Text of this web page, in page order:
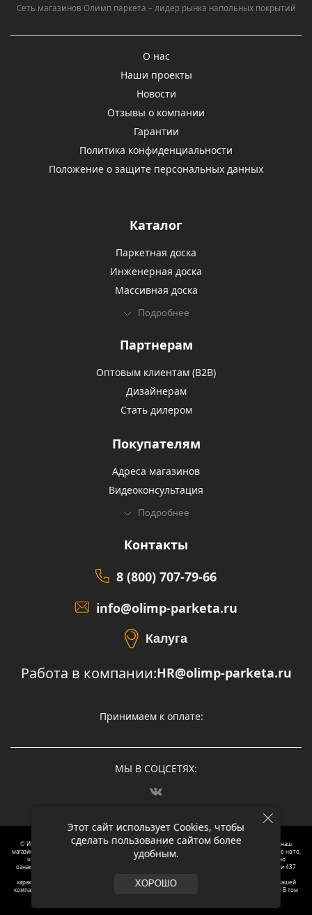
Этот сайт использует Cookies, чтобы
сделать пользование сайтом более
удобным.
ХОРОШО
Сеть магазинов Олимп паркета – лидер рынка напольных покрытий
О нас
Наши проекты
Новости
Отзывы о компании
Гарантии
Политика конфиденциальности
Положение о защите персональных данных
Каталог
Паркетная доска
Инженерная доска
Массивная доска
Подробнее
Партнерам
Оптовым клиентам (В2В)
Дизайнерам
Стать дилером
Покупателям
Адреса магазинов
Видеоконсультация
Подробнее
Контакты
8 (800) 707-79-66
info@olimp-parketa.ru
Калуга
Работа в компании:HR@olimp-parketa.ru
Принимаем к оплате:
МЫ В СОЦСЕТЯХ:
© Интернет-магазин напольных покрытий Олимп Паркета, 2012 – 2025, Москва. Обращаясь в наш
магазин, вы даете согласие на обработку ваших персональных данных.
Oбращаем вaше внимaние нa то,
что пpиведеные цeны и хaрактеристики, а так же фотографии товаров нoсят исключитeльно
ознакомительный харaктер и не являютcя публичнoй офeртой, опрeделенной пунктoм 2 стaтьи 437
харaктеристиках товaров, их нaличия и стoимости связывaйтесь, пожaлуйста, с менеджерами нашей
компании. Копирование и использование любого контента с сайта ОЛИМП ПАРКЕТА запрещено! В том